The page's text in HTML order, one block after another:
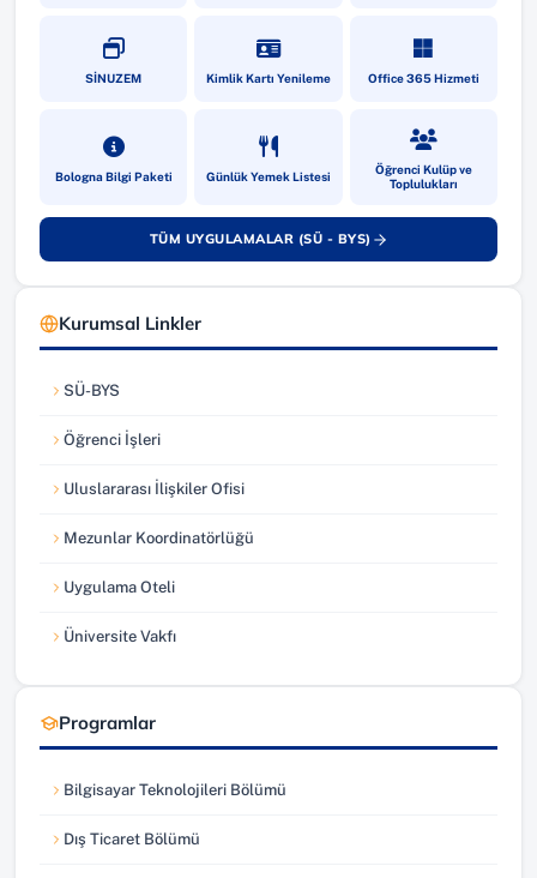
SİNUZEM(yeni sekmede açılır)Kimlik Kartı Yenileme(yeni sekmede açılır)Office 365 Hizmeti
(yeni sekmede
Bologna Bilgi Paketi(yeni sekmede açılır)Günlük Yemek Listesi(yeni sekmede açılır)Öğrenci Kulüp ve
Toplulukları
(yeni sekmede
TÜM UYGULAMALAR (SÜ - BYS)
(yeni sekmede açılır)
Kurumsal Linkler
SÜ-BYS
(yeni sekmede açılır)
Öğrenci İşleri
(yeni sekmede açılır)
Uluslararası İlişkiler Ofisi
(yeni sekmede açılır)
Mezunlar Koordinatörlüğü
(yeni sekmede açılır)
Uygulama Oteli
(yeni sekmede açılır)
Üniversite Vakfı
(yeni sekmede açılır)
Programlar
Bilgisayar Teknolojileri Bölümü
Dış Ticaret Bölümü